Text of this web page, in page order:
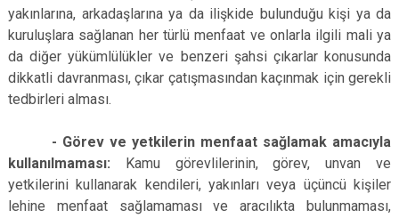
yakınlarına, arkadaşlarına ya da ilişkide bulunduğu kişi ya da
kuruluşlara sağlanan her türlü menfaat ve onlarla ilgili mali ya
da diğer yükümlülükler ve benzeri şahsi çıkarlar konusunda
dikkatli davranması, çıkar çatışmasından kaçınmak için gerekli
tedbirleri alması.
- Görev ve yetkilerin menfaat sağlamak amacıyla
kullanılmaması: Kamu görevlilerinin, görev, unvan ve
yetkilerini kullanarak kendileri, yakınları veya üçüncü kişiler
lehine menfaat sağlamaması ve aracılıkta bulunmaması,